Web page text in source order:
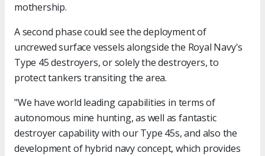
mothership.
A second phase could see the deployment of
uncrewed surface vessels alongside the Royal Navy's
Type 45 destroyers, or solely the destroyers, to
protect tankers transiting the area.
"We have world leading capabilities in terms of
autonomous mine hunting, as well as fantastic
destroyer capability with our Type 45s, and also the
development of hybrid navy concept, which provides